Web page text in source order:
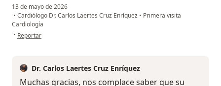
13 de mayo de 2026
• Cardiólogo Dr. Carlos Laertes Cruz Enríquez • Primera visita
Cardiología
• en opinión del usuario Silvia López V.
Reportar
Dr. Carlos Laertes Cruz Enríquez
Muchas gracias, nos complace saber que su